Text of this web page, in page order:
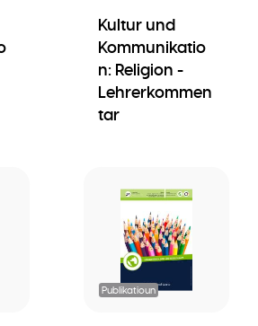
Kultur und
Kommunikatio
n: Religion -
Lehrerkommen
tar
Publikatioun